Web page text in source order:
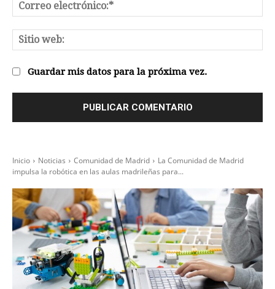
Guardar mis datos para la próxima vez.